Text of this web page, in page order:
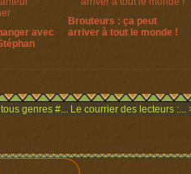
avec
Brouteurs : ça peut
arriver à tout le monde !
genres #... Le courrier des lecteurs :...